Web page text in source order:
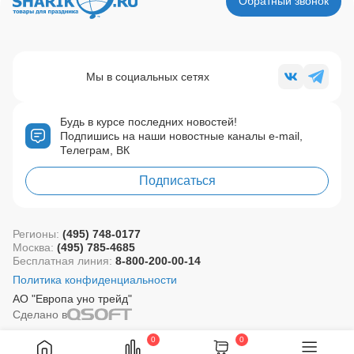
0 0
Будь в курсе последних новостей!
Подпишись на наши новостные каналы e-mail,
Телеграм, ВК
Подписаться
Мы в социальных сетях
АО "Европа уно трейд"
Регионы: (495) 748-0177
Москва: (495) 785-4685
Бесплатная линия: 8-800-200-00-14
Политика конфиденциальности
Сделано в